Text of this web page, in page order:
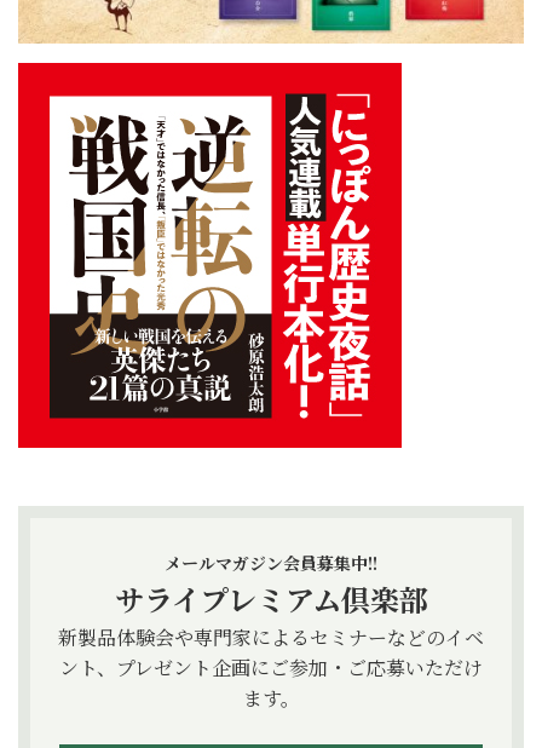
メールマガジン会員募集中!!
サライプレミアム倶楽部
新製品体験会や専門家によるセミナーなどのイベ
ント、プレゼント企画にご参加・ご応募いただけ
ます。